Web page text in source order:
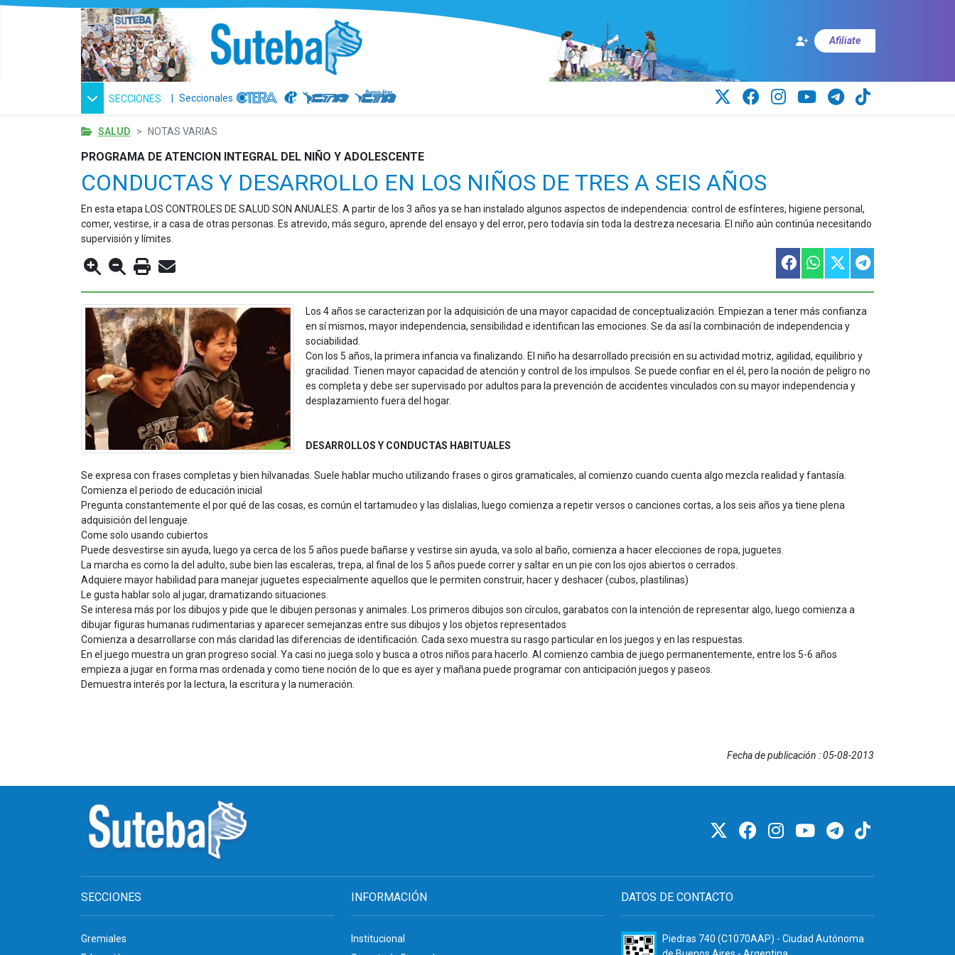
Afiliate
SECCIONES | Seccionales
SALUD NOTAS VARIAS
PROGRAMA DE ATENCION INTEGRAL DEL NIÑO Y ADOLESCENTE
CONDUCTAS Y DESARROLLO EN LOS NIÑOS DE TRES A SEIS AÑOS
En esta etapa LOS CONTROLES DE SALUD SON ANUALES. A partir de los 3 años ya se han instalado algunos aspectos de independencia: control de esfínteres, higiene personal,
comer, vestirse, ir a casa de otras personas. Es atrevido, más seguro, aprende del ensayo y del error, pero todavía sin toda la destreza necesaria. El niño aún continúa necesitando
supervisión y límites.
Los 4 años se caracterizan por la adquisición de una mayor capacidad de conceptualización. Empiezan a tener más confianza
en sí mismos, mayor independencia, sensibilidad e identifican las emociones. Se da así la combinación de independencia y
sociabilidad.
Con los 5 años, la primera infancia va finalizando. El niño ha desarrollado precisión en su actividad motriz, agilidad, equilibrio y
gracilidad. Tienen mayor capacidad de atención y control de los impulsos. Se puede confiar en el él, pero la noción de peligro no
es completa y debe ser supervisado por adultos para la prevención de accidentes vinculados con su mayor independencia y
desplazamiento fuera del hogar.
DESARROLLOS Y CONDUCTAS HABITUALES
Se expresa con frases completas y bien hilvanadas. Suele hablar mucho utilizando frases o giros gramaticales, al comienzo cuando cuenta algo mezcla realidad y fantasía.
Comienza el periodo de educación inicial
Pregunta constantemente el por qué de las cosas, es común el tartamudeo y las dislalias, luego comienza a repetir versos o canciones cortas, a los seis años ya tiene plena
adquisición del lenguaje.
Come solo usando cubiertos
Puede desvestirse sin ayuda, luego ya cerca de los 5 años puede bañarse y vestirse sin ayuda, va solo al baño, comienza a hacer elecciones de ropa, juguetes.
La marcha es como la del adulto, sube bien las escaleras, trepa, al final de los 5 años puede correr y saltar en un pie con los ojos abiertos o cerrados.
Adquiere mayor habilidad para manejar juguetes especialmente aquellos que le permiten construir, hacer y deshacer (cubos, plastilinas)
Le gusta hablar solo al jugar, dramatizando situaciones.
Se interesa más por los dibujos y pide que le dibujen personas y animales. Los primeros dibujos son círculos, garabatos con la intención de representar algo, luego comienza a
dibujar figuras humanas rudimentarias y aparecer semejanzas entre sus dibujos y los objetos representados
Comienza a desarrollarse con más claridad las diferencias de identificación. Cada sexo muestra su rasgo particular en los juegos y en las respuestas.
En el juego muestra un gran progreso social. Ya casi no juega solo y busca a otros niños para hacerlo. Al comienzo cambia de juego permanentemente, entre los 5-6 años
empieza a jugar en forma mas ordenada y como tiene noción de lo que es ayer y mañana puede programar con anticipación juegos y paseos.
Demuestra interés por la lectura, la escritura y la numeración.
Fecha de publicación : 05-08-2013
SECCIONES
Gremiales
INFORMACIÓN
Institucional
DATOS DE CONTACTO
Piedras 740 (C1070AAP) - Ciudad Autónoma